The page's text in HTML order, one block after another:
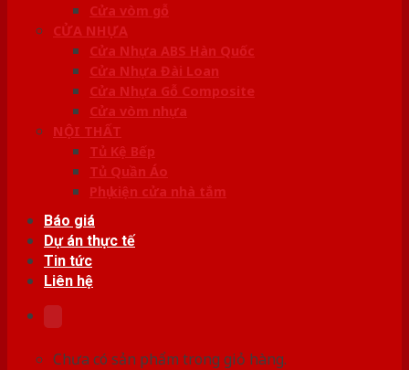
Cửa vòm gỗ
CỬA NHỰA
Cửa Nhựa ABS Hàn Quốc
Cửa Nhựa Đài Loan
Cửa Nhựa Gỗ Composite
Cửa vòm nhựa
NỘI THẤT
Tủ Kệ Bếp
Tủ Quần Áo
Phụ kiện cửa nhà tắm
Báo giá
Dự án thực tế
Tin tức
Liên hệ
Chưa có sản phẩm trong giỏ hàng.